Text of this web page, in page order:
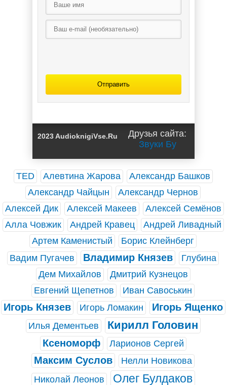
Отправить
2023 AudioknigiVse.Ru
Друзья сайта:
Звуки Бу
TED Алевтина Жарова
Александр Башков
Александр Чайцын
Александр Чернов
Алексей Дик
Алексей Макеев
Алексей Семёнов
Алла Човжик
Андрей Кравец
Андрей Ливадный
Артем Каменистый
Борис Клейнберг
Вадим Пугачев
Владимир Князев
Глубина
Дем Михайлов
Дмитрий Кузнецов
Евгений Щепетнов
Иван Савоськин
Игорь Князев Игорь Ломакин Игорь Ященко
Илья Дементьев Кирилл Головин
Ксеноморф Ларионов Сергей
Максим Суслов
Нелли Новикова
Николай Леонов
Олег Булдаков